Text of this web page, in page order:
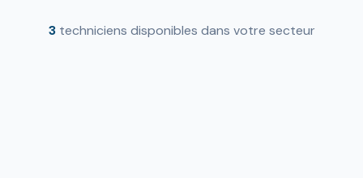
3techniciens disponibles dans votre secteur